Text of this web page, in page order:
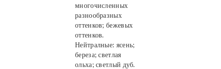
многочисленных
разнообразных
оттенков; бежевых
оттенков.
Нейтралные: ясень;
береза; светлая
ольха; светлый дуб.